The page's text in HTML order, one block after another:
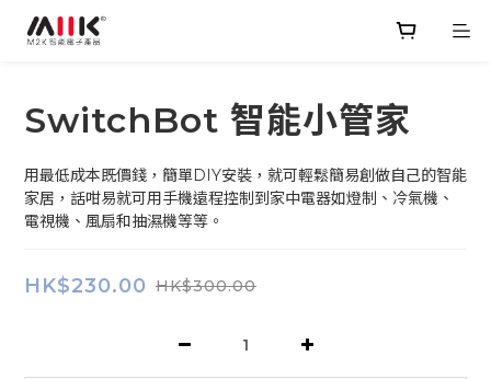
SwitchBot 智能小管家
用最低成本既價錢，簡單DIY安裝，就可輕鬆簡易創做自己的智能
家居，話咁易就可用手機遠程控制到家中電器如燈制、冷氣機、
電視機、風扇和抽濕機等等。
HK$230.00 HK$300.00